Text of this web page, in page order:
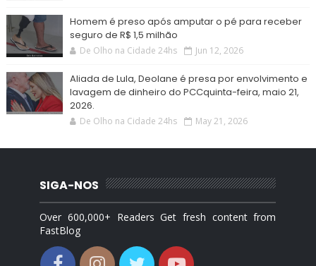
Homem é preso após amputar o pé para receber
seguro de R$ 1,5 milhão
De Olho na Cidade 24hs Jun 12, 2026
Aliada de Lula, Deolane é presa por envolvimento e
lavagem de dinheiro do PCCquinta-feira, maio 21,
2026.
De Olho na Cidade 24hs May 21, 2026
SIGA-NOS
Over 600,000+ Readers Get fresh content from
FastBlog